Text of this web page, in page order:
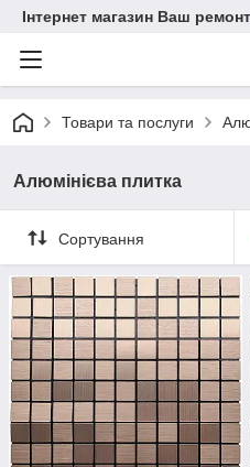
Інтернет магазин Ваш ремонт
Товари та послуги
Алюмінієва плитка
Сортування